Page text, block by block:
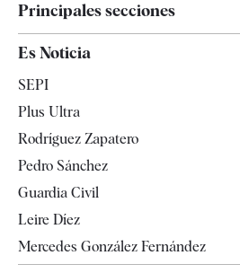
Principales secciones
España
Televisión
Es Noticia
SEPI
Plus Ultra
Rodríguez Zapatero
Pedro Sánchez
Guardia Civil
Leire Díez
Mercedes González Fernández